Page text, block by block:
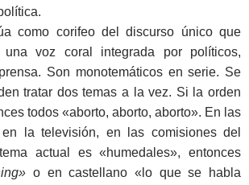
como corifeo del discurso único que
voz coral integrada por políticos,
Son monotemáticos en serie. Se
tratar dos temas a la vez. Si la orden
todos «aborto, aborto, aborto». En las
en la televisión, en las comisiones del
actual es «humedales», entonces
o en castellano «lo que se habla